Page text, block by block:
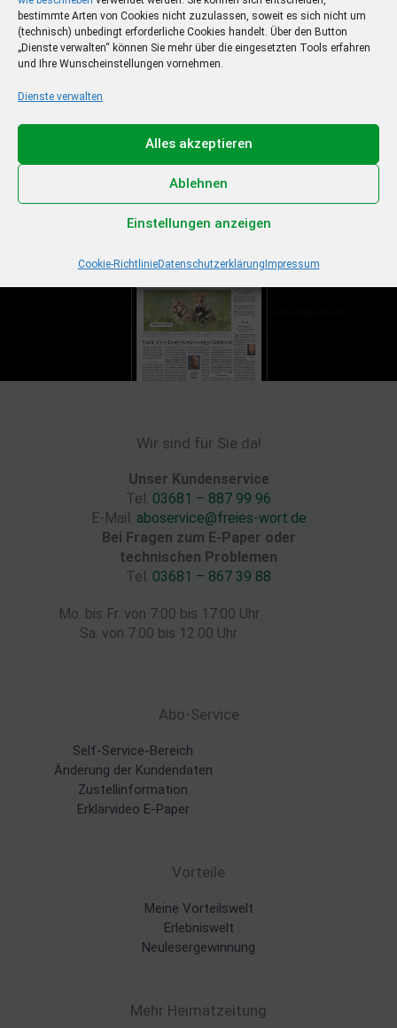
bestimmte Arten von Cookies nicht zuzulassen, soweit es sich nicht um
(technisch) unbedingt erforderliche Cookies handelt. Über den Button
„Dienste verwalten“ können Sie mehr über die eingesetzten Tools erfahren
und Ihre Wunscheinstellungen vornehmen.
Dienste verwalten
Alles akzeptieren
Ablehnen
Einstellungen anzeigen
Cookie-RichtlinieDatenschutzerklärungImpressum
Ihr Sommer – Ihr Abo –
Ihr Gewinn
Jetzt zum Sonderpreis lesen und eine 3-tägige
Sommerreise gewinnen!
Zum Deal
Wir sind für Sie da!
Unser Kundenservice
Tel. 03681 – 887 99 96
E-Mail: aboservice@freies-wort.de
Bei Fragen zum E-Paper oder
technischen Problemen
Tel. 03681 – 867 39 88
Mo. bis Fr. von 7:00 bis 17:00 Uhr
Sa. von 7:00 bis 12:00 Uhr
Abo-Service
Self-Service-Bereich
Änderung der Kundendaten
Zustellinformation
Erklärvideo E-Paper
Vorteile
Meine Vorteilswelt
Erlebniswelt
Neulesergewinnung
Mehr Heimatzeitung